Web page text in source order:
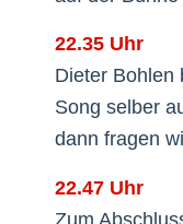
22.35 Uhr
Dieter Bohlen
Song selber
dann fragen
22.47 Uhr
Zum